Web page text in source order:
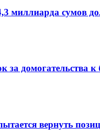
миллиарда сумов
за домогательства
вернуть